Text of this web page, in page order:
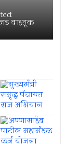
वाहतूक